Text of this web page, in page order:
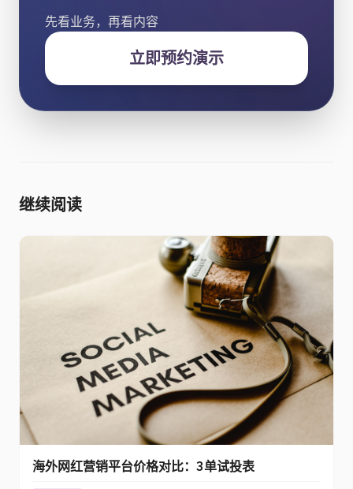
先看业务，再看内容
立即预约演示
继续阅读
海外网红营销平台价格对比：3单试投表